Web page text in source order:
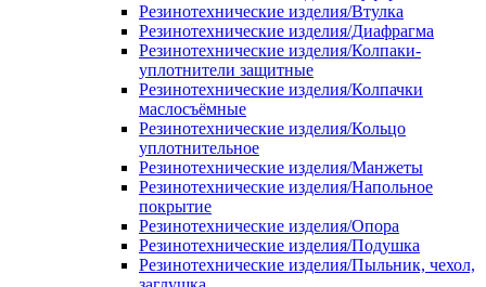
Резинотехнические изделия/Втулка
Резинотехнические изделия/Диафрагма
Резинотехнические изделия/Колпаки-
уплотнители защитные
Резинотехнические изделия/Колпачки
маслосъёмные
Резинотехнические изделия/Кольцо
уплотнительное
Резинотехнические изделия/Манжеты
Резинотехнические изделия/Напольное
покрытие
Резинотехнические изделия/Опора
Резинотехнические изделия/Подушка
Резинотехнические изделия/Пыльник, чехол,